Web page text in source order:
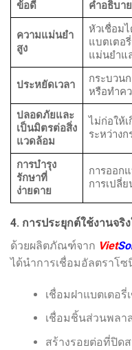
ข้อดี คำอธิบาย
ความแม่นยำ
สูง
หัวเชื่อม
แบตเตอ
แม่นยำแ
ประหยัดเวลา
กระบวน
หรือทำค
ปลอดภัยและ
เป็นมิตรต่อสิ่ง
แวดล้อม
ไม่ก่อให้
ระหว่าง
การบำรุง
รักษาที่
ง่ายดาย
การออก
การเปลี่
4. การประยุกต์ใช้งานจ
ด้วยผลิตภัณฑ์จาก Viet
ได้นำการเชื่อมอัลตราโซ
เชื่อมฝาแบตเตอรี่
เชื่อมชิ้นส่วนพลา
สร้างรอยต่อที่ปิด